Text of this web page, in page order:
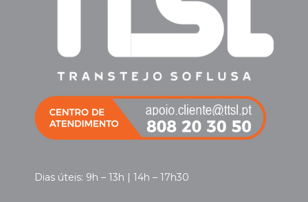
Dias úteis: 9h – 13h | 14h – 17h30